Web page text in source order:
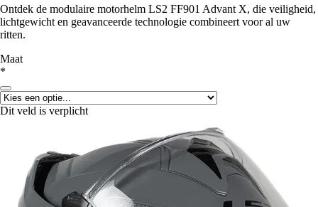
Ontdek de modulaire motorhelm LS2 FF901 Advant X, die veiligheid,
lichtgewicht en geavanceerde technologie combineert voor al uw
ritten.
Maat
*
Dit veld is verplicht